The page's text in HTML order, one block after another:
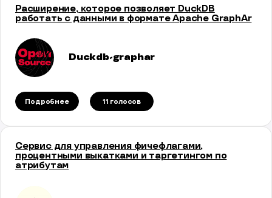
Расширение, которое позволяет DuckDB
работать с данными в формате Apache GraphAr
Duckdb-graphar
Подробнее 11 голосов
Сервис для управления фичефлагами,
процентными выкатками и таргетингом по
атрибутам